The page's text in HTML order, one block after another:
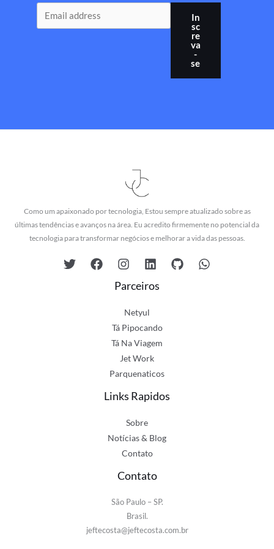
In
sc
re
va
-
se
Como um apaixonado por tecnologia, Estou sempre atualizado sobre as
últimas tendências e avanços na área. Eu acredito firmemente no potencial da
tecnologia para transformar negócios e melhorar a vida das pessoas.
Parceiros
Netyul
Tá Pipocando
Tá Na Viagem
Jet Work
Parquenaticos
Links Rapidos
Sobre
Notícias & Blog
Contato
Contato
São Paulo – SP.
Brasil.
jeftecosta@jeftecosta.com.br